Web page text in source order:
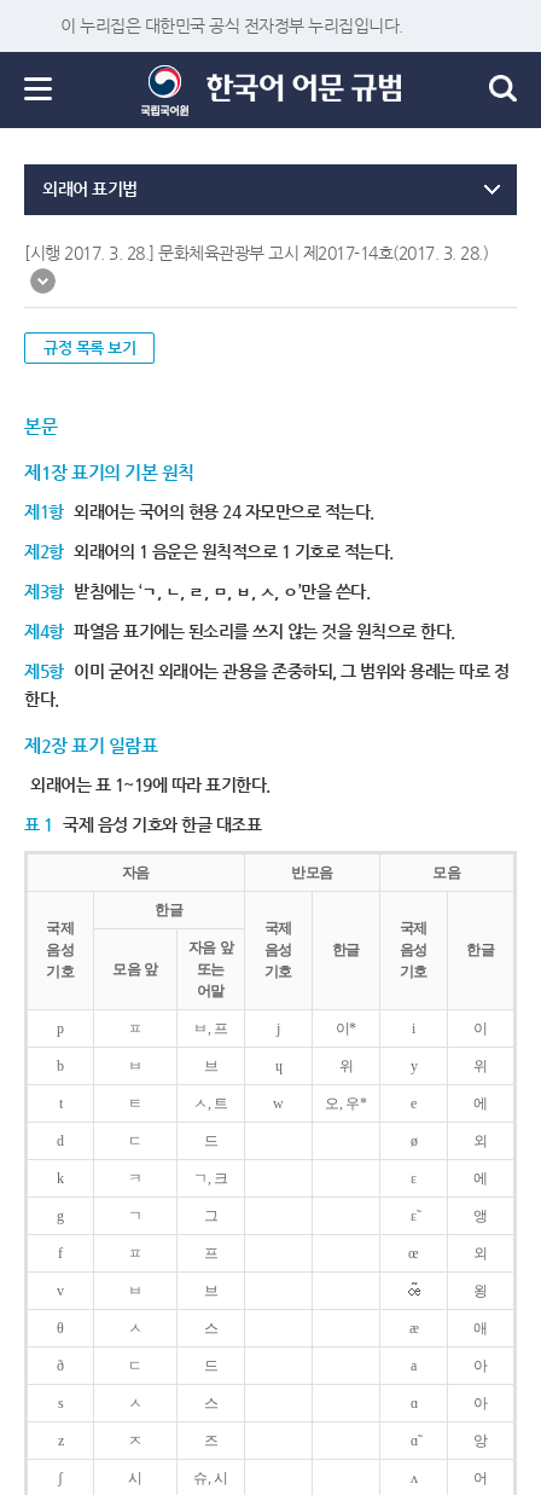
이 누리집은 대한민국 공식 전자정부 누리집입니다.
외래어 표기법
[시행 2017. 3. 28.] 문화체육관광부 고시 제2017-14호(2017. 3. 28.)
규정 목록 보기
본문
제1장 표기의 기본 원칙
제1항 외래어는 국어의 현용 24 자모만으로 적는다.
제2항 외래어의 1 음운은 원칙적으로 1 기호로 적는다.
제3항 받침에는 ‘ㄱ, ㄴ, ㄹ, ㅁ, ㅂ, ㅅ, ㅇ’만을 쓴다.
제4항 파열음 표기에는 된소리를 쓰지 않는 것을 원칙으로 한다.
제5항 이미 굳어진 외래어는 관용을 존중하되, 그 범위와 용례는 따로 정
한다.
제2장 표기 일람표
외래어는 표 1~19에 따라 표기한다.
표 1 국제 음성 기호와 한글 대조표
자음 반모음 모음
국제
음성
기호
한글
국제
음성
기호
한글
국제
음성
기호
한글
모음 앞
자음 앞
또는
어말
p ㅍ ㅂ, 프 j 이* i 이
b ㅂ 브 ɥ 위 y 위
t ㅌ ㅅ, 트 w 오, 우* e 에
d ㄷ 드 ø 외
k ㅋ ㄱ, 크 ɛ 에
g ㄱ 그 ɛ̃ 앵
f ㅍ 프 œ 외
v ㅂ 브 욍
θ ㅅ 스 æ 애
ð ㄷ 드 a 아
s ㅅ 스 ɑ 아
z ㅈ 즈 ɑ̃ 앙
ʃ 시 슈, 시 ʌ 어